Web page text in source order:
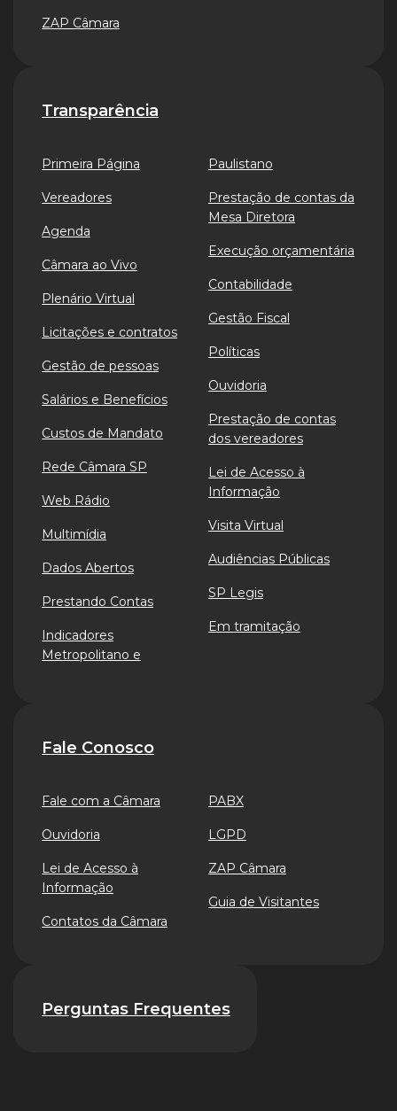
ZAP Câmara
Transparência
Primeira Página
Vereadores
Agenda
Câmara ao Vivo
Plenário Virtual
Licitações e contratos
Gestão de pessoas
Salários e Benefícios
Custos de Mandato
Rede Câmara SP
Web Rádio
Multimídia
Dados Abertos
Prestando Contas
Indicadores
Metropolitano e
Paulistano
Prestação de contas da
Mesa Diretora
Execução orçamentária
Contabilidade
Gestão Fiscal
Políticas
Ouvidoria
Prestação de contas
dos vereadores
Lei de Acesso à
Informação
Visita Virtual
Audiências Públicas
SP Legis
Em tramitação
Fale Conosco
Fale com a Câmara
Ouvidoria
Lei de Acesso à
Informação
Contatos da Câmara
PABX
LGPD
ZAP Câmara
Guia de Visitantes
Perguntas Frequentes